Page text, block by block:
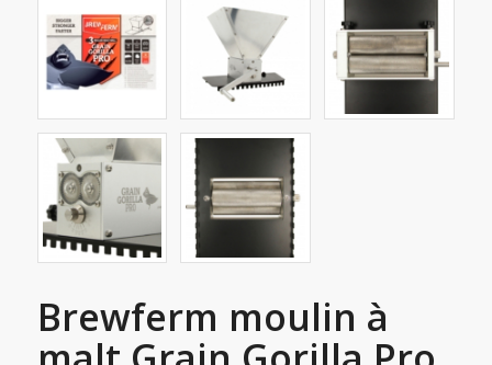
Brewferm moulin à